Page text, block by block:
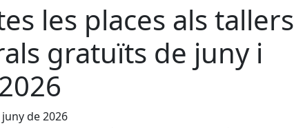
les places als tallers
gratuïts de juny i
de 2026